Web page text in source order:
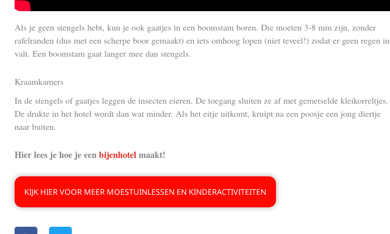
Als je geen stengels hebt, kun je ook gaatjes in een boomstam boren. Die moeten 3-8 mm zijn, zonder
rafelranden (dus met een scherpe boor gemaakt) en iets omhoog lopen (niet teveel!) zodat er geen regen in
valt. Een boomstam gaat langer mee dan stengels.
Kraamkamers
In de stengels of gaatjes leggen de insecten eieren. De toegang sluiten ze af met gemetselde kleikorreltjes.
De drukte in het hotel wordt dan wat minder. Als het eitje uitkomt, kruipt na een poosje een jong diertje
naar buiten.
Hier lees je hoe je eenbijenhotelmaakt!